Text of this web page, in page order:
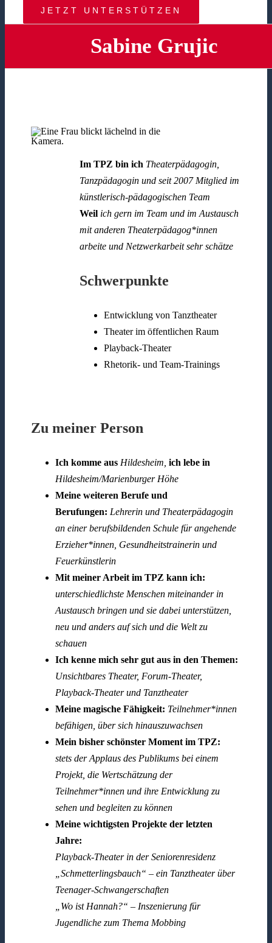
JETZT UNTERSTÜTZEN
Sabine Grujic
Im TPZ bin ich Theaterpädagogin,
Tanzpädagogin und seit 2007 Mitglied im
künstlerisch-pädagogischen Team
Weil ich gern im Team und im Austausch
mit anderen Theaterpädagog*innen
arbeite und Netzwerkarbeit sehr schätze
Schwerpunkte
Entwicklung von Tanztheater
Theater im öffentlichen Raum
Playback-Theater
Rhetorik- und Team-Trainings
Zu meiner Person
Ich komme aus Hildesheim, ich lebe in
Hildesheim/Marienburger Höhe
Meine weiteren Berufe und
Berufungen: Lehrerin und Theaterpädagogin
an einer berufsbildenden Schule für angehende
Erzieher*innen, Gesundheitstrainerin und
Feuerkünstlerin
Mit meiner Arbeit im TPZ kann ich:
unterschiedlichste Menschen miteinander in
Austausch bringen und sie dabei unterstützen,
neu und anders auf sich und die Welt zu
schauen
Ich kenne mich sehr gut aus in den Themen:
Unsichtbares Theater, Forum-Theater,
Playback-Theater und Tanztheater
Meine magische Fähigkeit: Teilnehmer*innen
befähigen, über sich hinauszuwachsen
Mein bisher schönster Moment im TPZ:
stets der Applaus des Publikums bei einem
Projekt, die Wertschätzung der
Teilnehmer*innen und ihre Entwicklung zu
sehen und begleiten zu können
Meine wichtigsten Projekte der letzten
Jahre:
Playback-Theater in der Seniorenresidenz
„Schmetterlingsbauch“ – ein Tanztheater über
Teenager-Schwangerschaften
„Wo ist Hannah?“ – Inszenierung für
Jugendliche zum Thema Mobbing